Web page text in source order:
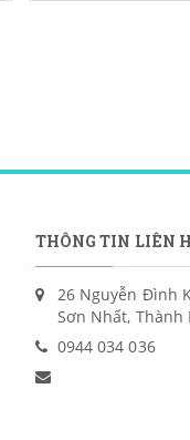
THÔNG TIN LIÊN
26 Nguyễn Đình
Sơn Nhất, Thành
0944 034 036